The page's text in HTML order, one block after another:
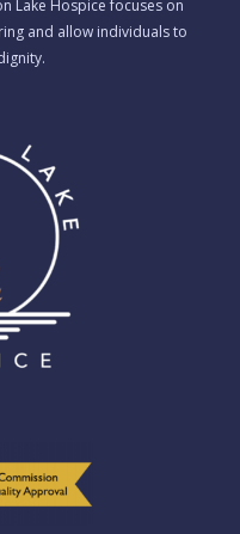
Lake Hospice focuses on
and allow individuals to